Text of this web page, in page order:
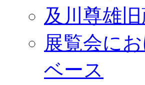
及川尊雄
展覧会に
ベース